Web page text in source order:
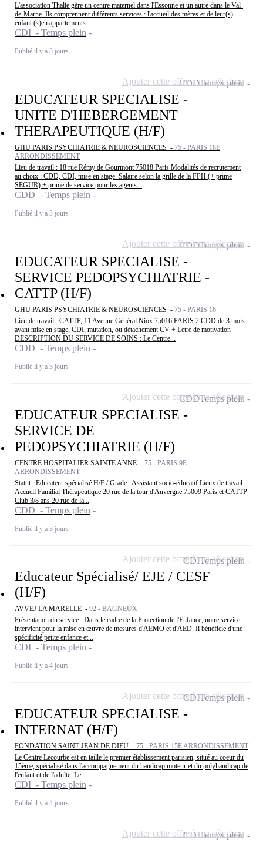
L'association Thalie gère un centre maternel dans l'Essonne et un autre dans le Val-
de-Marne. Ils comprennent différents services : l'accueil des mères et de leur(s)
enfant (s)en appartements...
CDI - Temps plein
Publié il y a 3 jours
EDUCATEUR SPECIALISE -
UNITE D'HEBERGEMENT
THERAPEUTIQUE (H/F)
GHU PARIS PSYCHIATRIE & NEUROSCIENCES - 75 - PARIS 18E
ARRONDISSEMENT
Lieu de travail : 18 rue Rémy de Gourmont 75018 Paris Modalités de recrutement
au choix : CDD, CDI, mise en stage. Salaire selon la grille de la FPH (+ prime
SEGUR) + prime de service pour les agents...
CDD - Temps plein
Publié il y a 3 jours
CDDTemps plein
Ajouter cette offre à ma sélection
EDUCATEUR SPECIALISE -
SERVICE PEDOPSYCHIATRIE -
CATTP (H/F)
GHU PARIS PSYCHIATRIE & NEUROSCIENCES - 75 - PARIS 16
Lieu de travail : CATTP, 11 Avenue Général Niox 75016 PARIS 2 CDD de 3 mois
avant mise en stage, CDI, mutation, ou détachement CV + Letre de motivation
DESCRIPTION DU SERVICE DE SOINS : Le Centre...
CDD - Temps plein
Publié il y a 3 jours
CDDTemps plein
Ajouter cette offre à ma sélection
EDUCATEUR SPECIALISE -
SERVICE DE
PEDOPSYCHIATRIE (H/F)
CENTRE HOSPITALIER SAINTE ANNE - 75 - PARIS 9E
ARRONDISSEMENT
Statut : Educateur spécialisé H/F / Grade : Assistant socio-éducatif Lieux de travail :
Accueil Familial Thérapeutique 20 rue de la tour d'Auvergne 75009 Paris et CATTP
Club 3/8 ans 20 rue de la...
CDD - Temps plein
Publié il y a 3 jours
CDDTemps plein
Ajouter cette offre à ma sélection
Educateur Spécialisé/ EJE / CESF
(H/F)
AVVEJ LA MARELLE - 92 - BAGNEUX
Présentation du service : Dans le cadre de la Protection de l'Enfance, notre service
intervient pour la mise en œuvre de mesures d'AEMO et d'AED. Il bénéficie d'une
spécificité petite enfance et...
CDI - Temps plein
Publié il y a 4 jours
CDITemps plein
Ajouter cette offre à ma sélection
EDUCATEUR SPECIALISE -
INTERNAT (H/F)
FONDATION SAINT JEAN DE DIEU - 75 - PARIS 15E ARRONDISSEMENT
Le Centre Lecourbe est en taille le premier établissement parisien, situé au coeur du
15ème, spécialisé dans l'accompagnement du handicap moteur et du polyhandicap de
l'enfant et de l'adulte. Le...
CDI - Temps plein
Publié il y a 4 jours
CDITemps plein
Ajouter cette offre à ma sélection
CDITemps plein
Ajouter cette offre à ma sélection